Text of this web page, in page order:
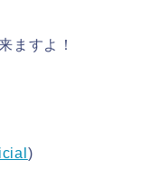
ますよ！
)